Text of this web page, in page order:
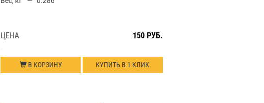
ЦЕНА 150 РУБ.
В КОРЗИНУ КУПИТЬ В 1 КЛИК